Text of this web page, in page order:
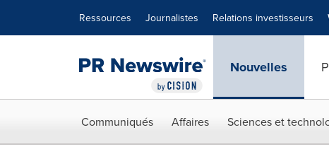
Ressources Journalistes Relations investisseurs
Nouvelles
Communiqués Affaires Sciences et